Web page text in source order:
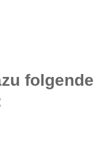
folgende